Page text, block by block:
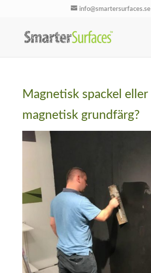
info@smartersurfaces.se
Magnetisk spackel eller
magnetisk grundfärg?